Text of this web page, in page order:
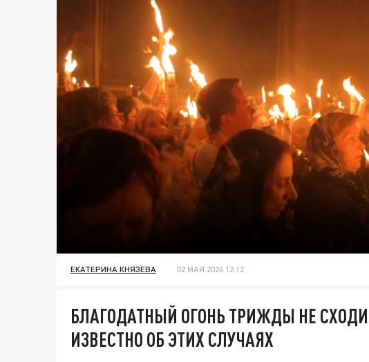
ЕКАТЕРИНА КНЯЗЕВА 02 МАЯ 2026 12:12
БЛАГОДАТНЫЙ ОГОНЬ ТРИЖДЫ НЕ
ИЗВЕСТНО ОБ ЭТИХ СЛУЧАЯХ